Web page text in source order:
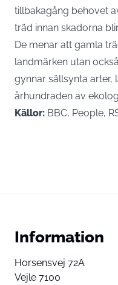
tillbakagång behovet
träd innan skadorna
De menar att gamla
landmärken utan
gynnar sällsynta arter,
århundraden av
Källor: BBC, People,
Information
Horsensvej 72A
Vejle 7100